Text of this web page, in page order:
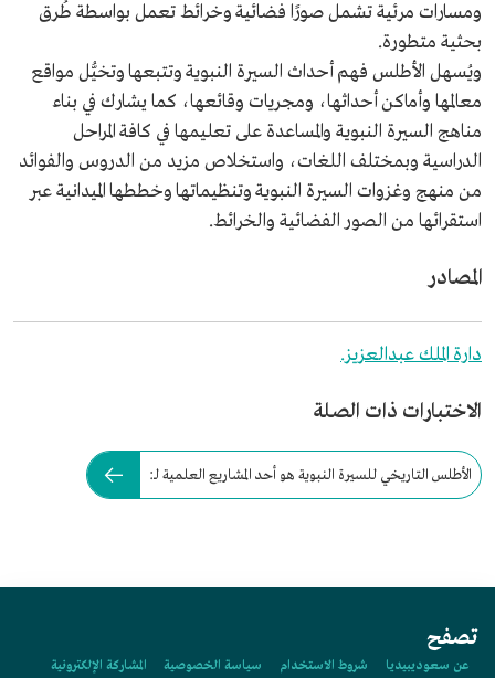
ومسارات مرئية تشمل صورًا فضائية وخرائط تعمل بواسطة طُرق
بحثية متطورة.
ويُسهل الأطلس فهم أحداث السيرة النبوية وتتبعها وتخيُّل مواقع
معالمها وأماكن أحداثها، ومجريات وقائعها، كما يشارك في بناء
مناهج السيرة النبوية والمساعدة على تعليمها في كافة المراحل
الدراسية وبمختلف اللغات، واستخلاص مزيد من الدروس والفوائد
من منهج وغزوات السيرة النبوية وتنظيماتها وخططها الميدانية عبر
استقرائها من الصور الفضائية والخرائط.
المصادر
دارة الملك عبدالعزيز.
الاختبارات ذات الصلة
الأطلس التاريخي للسيرة النبوية هو أحد المشاريع العلمية لـ:
تصفح
عن سعوديبيديا شروط الاستخدام سياسة الخصوصية المشاركة الإلكترونية